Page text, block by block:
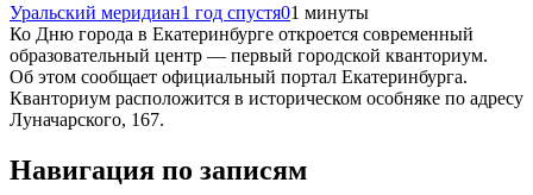
Уральский меридиан1 год спустя01 минуты
Ко Дню города в Екатеринбурге откроется современный
образовательный центр — первый городской кванториум.
Об этом сообщает официальный портал Екатеринбурга.
Кванториум расположится в историческом особняке по адресу
Луначарского, 167.
Навигация по записям